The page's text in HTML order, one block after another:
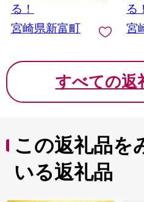
る！
宮崎県新富町
る！
宮
すべての返
この返礼品を
いる返礼品